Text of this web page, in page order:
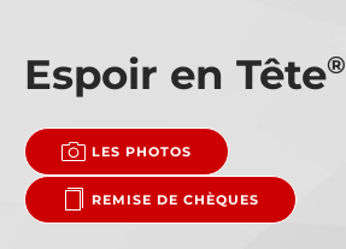
Espoir en Tête®
LES PHOTOS
REMISE DE CHÈQUES